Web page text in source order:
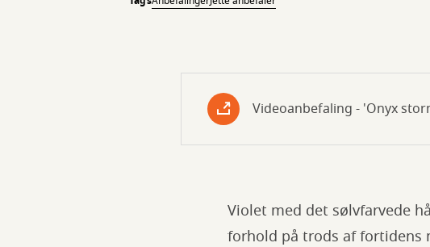
Videoanbefaling - 'Onyx
Violet med det sølvfarvede
forhold på trods af fortidens